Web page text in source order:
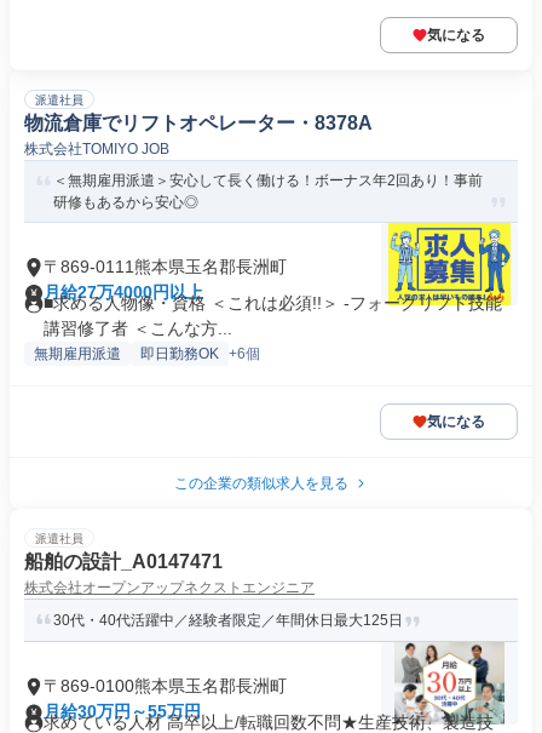
気になる
派遣社員
物流倉庫でリフトオペレーター・8378A
株式会社TOMIYO JOB
＜無期雇用派遣＞安心して長く働ける！ボーナス年2回あり！事前
研修もあるから安心◎
〒869-0111熊本県玉名郡長洲町
月給27万4000円以上
■求める人物像・資格 ＜これは必須!!＞ -フォークリフト技能
講習修了者 ＜こんな方...
無期雇用派遣 即日勤務OK +6個
気になる
この企業の類似求人を見る
派遣社員
船舶の設計_A0147471
株式会社オープンアップネクストエンジニア
30代・40代活躍中／経験者限定／年間休日最大125日
〒869-0100熊本県玉名郡長洲町
月給30万円～55万円
求めている人材 高卒以上/転職回数不問★生産技術、製造技